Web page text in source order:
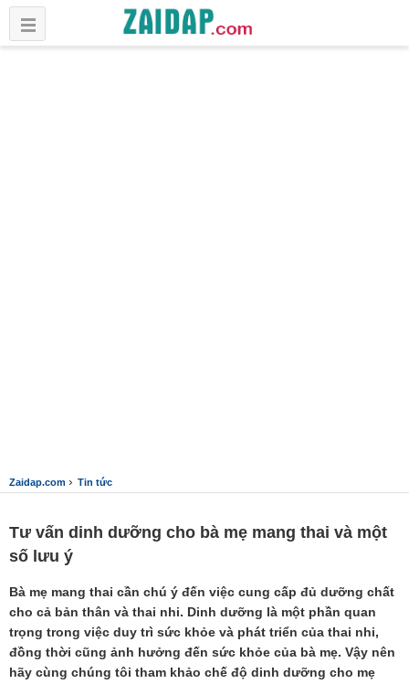
Zaidap.com › Tin tức
Tư vấn dinh dưỡng cho bà mẹ mang thai và một
số lưu ý
Bà mẹ mang thai cần chú ý đến việc cung cấp đủ dưỡng chất
cho cả bản thân và thai nhi. Dinh dưỡng là một phần quan
trọng trong việc duy trì sức khỏe và phát triển của thai nhi,
đồng thời cũng ảnh hưởng đến sức khỏe của bà mẹ. Vậy nên
hãy cùng chúng tôi tham khảo chế độ dinh dưỡng cho mẹ